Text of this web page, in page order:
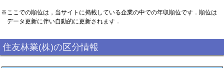
※ここでの順位は，当サイトに掲載している企業の中での年収順位です．順位は
データ更新に伴い自動的に更新されます．
住友林業(株)の区分情報